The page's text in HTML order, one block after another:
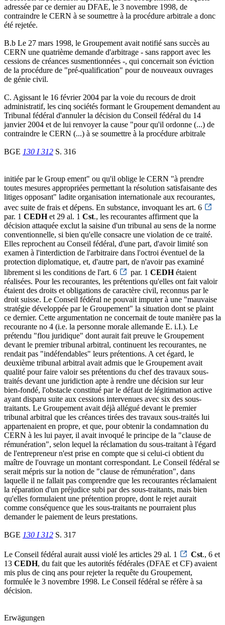
adressée par ce dernier au DFAE, le 3 novembre 1998, de
contraindre le CERN à se soumettre à la procédure arbitrale a donc
été rejetée.
B.b Le 27 mars 1998, le Groupement avait notifié sans succès au
CERN une quatrième demande d'arbitrage - sans rapport avec les
cessions de créances susmentionnées -, qui concernait son éviction
de la procédure de "pré-qualification" pour de nouveaux ouvrages
de génie civil.
C. Agissant le 16 février 2004 par la voie du recours de droit
administratif, les cinq sociétés formant le Groupement demandent au
Tribunal fédéral d'annuler la décision du Conseil fédéral du 14
janvier 2004 et de lui renvoyer la cause "pour qu'il ordonne (...) de
contraindre le CERN (...) à se soumettre à la procédure arbitrale
BGE 130 I 312 S. 316
initiée par le Group ement" ou qu'il oblige le CERN "à prendre
toutes mesures appropriées permettant la résolution satisfaisante des
litiges opposant" ladite organisation internationale aux recourantes,
avec suite de frais et dépens. En substance, invoquant les art. 6
par. 1 CEDHet 29 al. 1 Cst., les recourantes affirment que la
décision attaquée exclut la saisine d'un tribunal au sens de la norme
conventionnelle, si bien qu'elle consacre une violation de ce traité.
Elles reprochent au Conseil fédéral, d'une part, d'avoir limité son
examen à l'interdiction de l'arbitraire dans l'octroi éventuel de la
protection diplomatique, et, d'autre part, de n'avoir pas examiné
librement si les conditions de l'art. 6
par. 1 CEDHétaient
réalisées. Pour les recourantes, les prétentions qu'elles ont fait valoir
étaient des droits et obligations de caractère civil, reconnus par le
droit suisse. Le Conseil fédéral ne pouvait imputer à une "mauvaise
stratégie développée par le Groupement" la situation dont se plaint
ce dernier. Cette argumentation ne concernait de toute manière pas la
recourante no 4 (i.e. la personne morale allemande E. i.I.). Le
prétendu "flou juridique" dont aurait fait preuve le Groupement
devant le premier tribunal arbitral, continuent les recourantes, ne
rendait pas "indéfendables" leurs prétentions. A cet égard, le
deuxième tribunal arbitral avait admis que le Groupement avait
qualité pour faire valoir ses prétentions du chef des travaux sous-
traités devant une juridiction apte à rendre une décision sur leur
bien-fondé, l'obstacle constitué par le défaut de légitimation active
ayant disparu suite aux cessions intervenues avec six des sous-
traitants. Le Groupement avait déjà allégué devant le premier
tribunal arbitral que les créances tirées des travaux sous-traités lui
appartenaient en propre, et que, pour obtenir la condamnation du
CERN à les lui payer, il avait invoqué le principe de la "clause de
rémunération", selon lequel la réclamation du sous-traitant à l'égard
de l'entrepreneur n'est prise en compte que si celui-ci obtient du
maître de l'ouvrage un montant correspondant. Le Conseil fédéral se
serait mépris sur la notion de "clause de rémunération", dans
laquelle il ne fallait pas comprendre que les recourantes réclamaient
la réparation d'un préjudice subi par des sous-traitants, mais bien
qu'elles formulaient une prétention propre, dont le rejet aurait
comme conséquence que les sous-traitants ne pourraient plus
demander le paiement de leurs prestations.
BGE 130 I 312 S. 317
Le Conseil fédéral aurait aussi violé les articles 29 al. 1 Cst., 6 et
13 CEDH, du fait que les autorités fédérales (DFAE et CF) avaient
mis plus de cinq ans pour rejeter la requête du Groupement,
formulée le 3 novembre 1998. Le Conseil fédéral se réfère à sa
décision.
Erwägungen